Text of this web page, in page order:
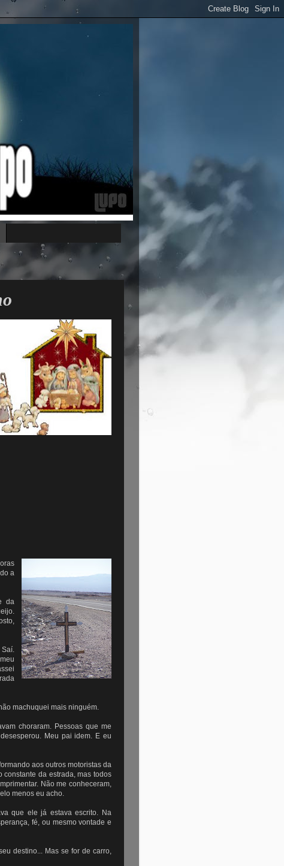
a
da
Saí.
machuquei mais ninguém.
choraram. Pessoas que me
Meu pai idem. E eu
aos outros motoristas da
da estrada, mas todos
Não me conheceram,
menos eu acho.
que ele já estava escrito. Na
fé, ou mesmo vontade e
destino... Mas se for de carro,